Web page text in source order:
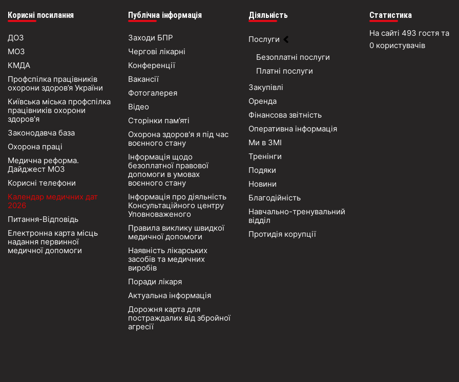
Корисні посилання
ДОЗ
МОЗ
КМДА
Профспілка працівників
охорони здоров’я України
Київська міська профспілка
працівників охорони
здоров'я
Законодавча база
Охорона праці
Медична реформа.
Дайджест МОЗ
Корисні телефони
Календар медичних дат
2026
Питання-Відповідь
Електронна карта місць
надання первинної
медичної допомоги
Публічна інформація
Заходи БПР
Чергові лікарні
Конференції
Вакансії
Фотогалерея
Відео
Сторінки пам’яті
Охорона здоров'я я під час
воєнного стану
Інформація щодо
безоплатної правової
допомоги в умовах
воєнного стану
Інформація про діяльність
Консультаційного центру
Уповноваженого
Правила виклику швидкої
медичної допомоги
Наявність лікарських
засобів та медичних
виробів
Поради лікаря
Актуальна інформація
Дорожня карта для
постраждалих від збройної
агресії
Діяльність
Послуги
Безоплатні послуги
Платні послуги
Закупівлі
Оренда
Фінансова звітність
Оперативна інформація
Ми в ЗМІ
Тренінги
Подяки
Новини
Благодійність
Навчально-тренувальний
відділ
Протидія корупції
Статистика
На сайті 493 гостя та
0 користувачів